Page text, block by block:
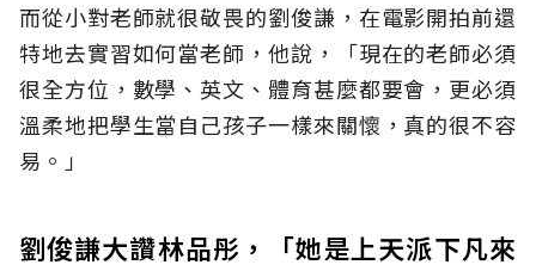
而從小對老師就很敬畏的劉俊謙，在電影開拍前還
特地去實習如何當老師，他說，「現在的老師必須
很全方位，數學、英文、體育甚麼都要會，更必須
溫柔地把學生當自己孩子一樣來關懷，真的很不容
易。」
劉俊謙大讚林品彤，「她是上天派下凡來